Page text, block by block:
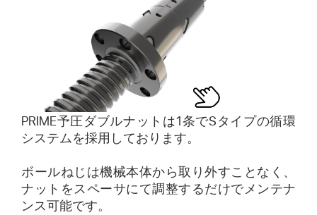
PRIME予圧ダブルナットは1条でSタイプの循環
システムを採用しております。
ボールねじは機械本体から取り外すことなく、
ナットをスペーサにて調整するだけでメンテナ
ンス可能です。